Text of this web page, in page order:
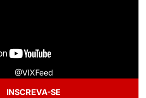
@VIXFeed
INSCREVA-SE